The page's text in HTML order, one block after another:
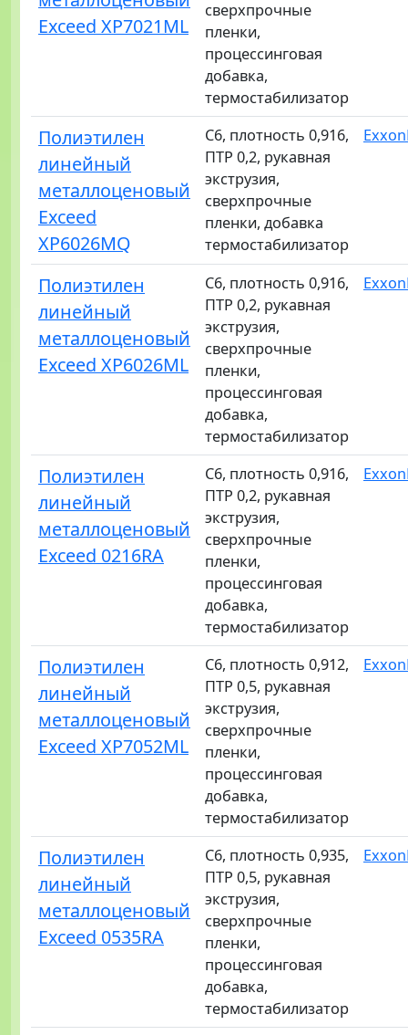
Exceed XP7021ML
сверхпрочные
пленки,
процессинговая
добавка,
термостабилизатор
Полиэтилен
линейный
металлоценовый
Exceed
XP6026MQ
C6, плотность 0,916,
ПТР 0,2, рукавная
экструзия,
сверхпрочные
пленки, добавка
термостабилизатор
Полиэтилен
линейный
металлоценовый
Exceed XP6026ML
C6, плотность 0,916,
ПТР 0,2, рукавная
экструзия,
сверхпрочные
пленки,
процессинговая
добавка,
термостабилизатор
Полиэтилен
линейный
металлоценовый
Exceed 0216RA
C6, плотность 0,916,
ПТР 0,2, рукавная
экструзия,
сверхпрочные
пленки,
процессинговая
добавка,
термостабилизатор
Полиэтилен
линейный
металлоценовый
Exceed XP7052ML
C6, плотность 0,912,
ПТР 0,5, рукавная
экструзия,
сверхпрочные
пленки,
процессинговая
добавка,
термостабилизатор
Полиэтилен
линейный
металлоценовый
Exceed 0535RA
C6, плотность 0,935,
ПТР 0,5, рукавная
экструзия,
сверхпрочные
пленки,
процессинговая
добавка,
термостабилизатор